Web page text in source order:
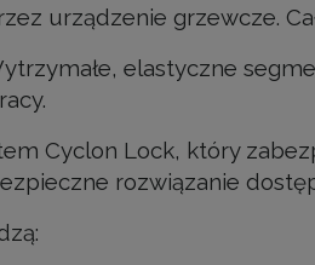
urządzenie grzewcze.
elastyczne
Cyclon Lock, który
rozwiązanie